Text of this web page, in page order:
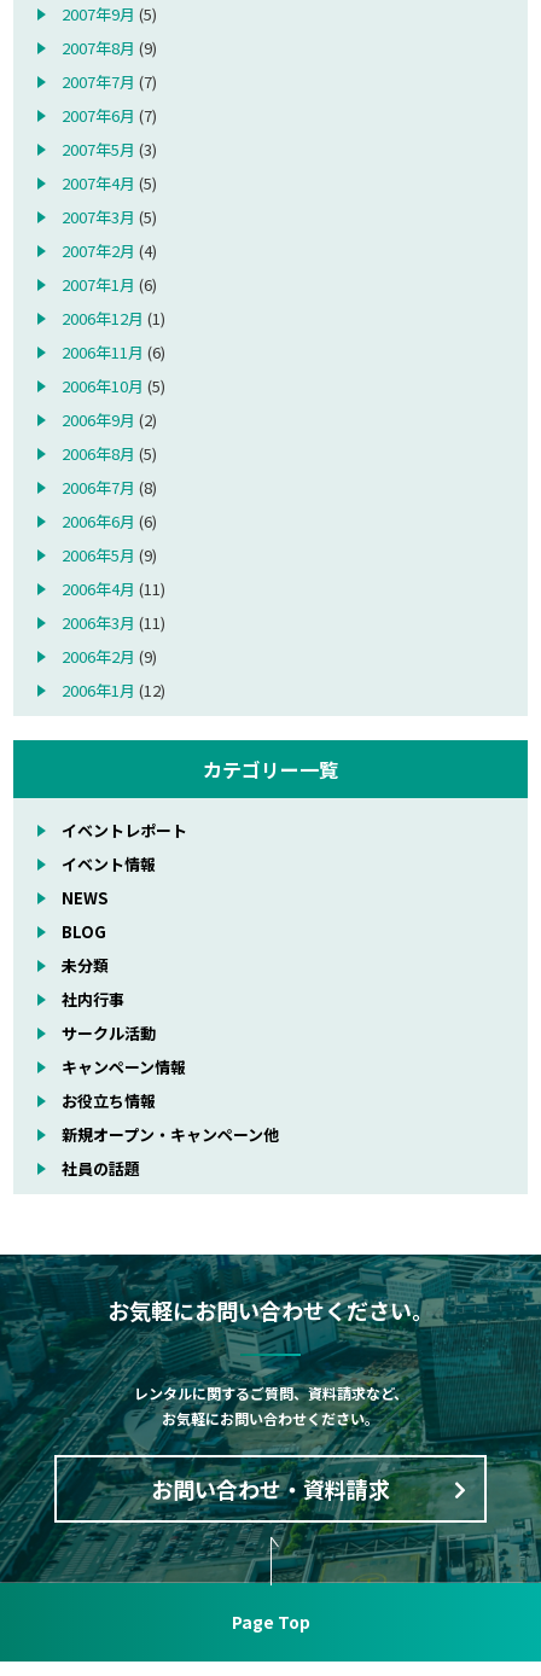
2007年9月 (5)
2007年8月 (9)
2007年7月 (7)
2007年6月 (7)
2007年5月 (3)
2007年4月 (5)
2007年3月 (5)
2007年2月 (4)
2007年1月 (6)
2006年12月 (1)
2006年11月 (6)
2006年10月 (5)
2006年9月 (2)
2006年8月 (5)
2006年7月 (8)
2006年6月 (6)
2006年5月 (9)
2006年4月 (11)
2006年3月 (11)
2006年2月 (9)
2006年1月 (12)
カテゴリー一覧
イベントレポート
イベント情報
NEWS
BLOG
未分類
社内行事
サークル活動
キャンペーン情報
お役立ち情報
新規オープン・キャンペーン他
社員の話題
お気軽にお問い合わせください。
レンタルに関するご質問、資料請求など、
お気軽にお問い合わせください。
お問い合わせ・資料請求
Page Top